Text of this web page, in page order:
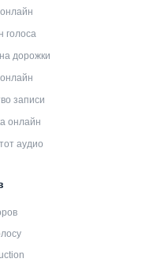
голоса
дорожки
онлайн
записи
онлайн
аудио